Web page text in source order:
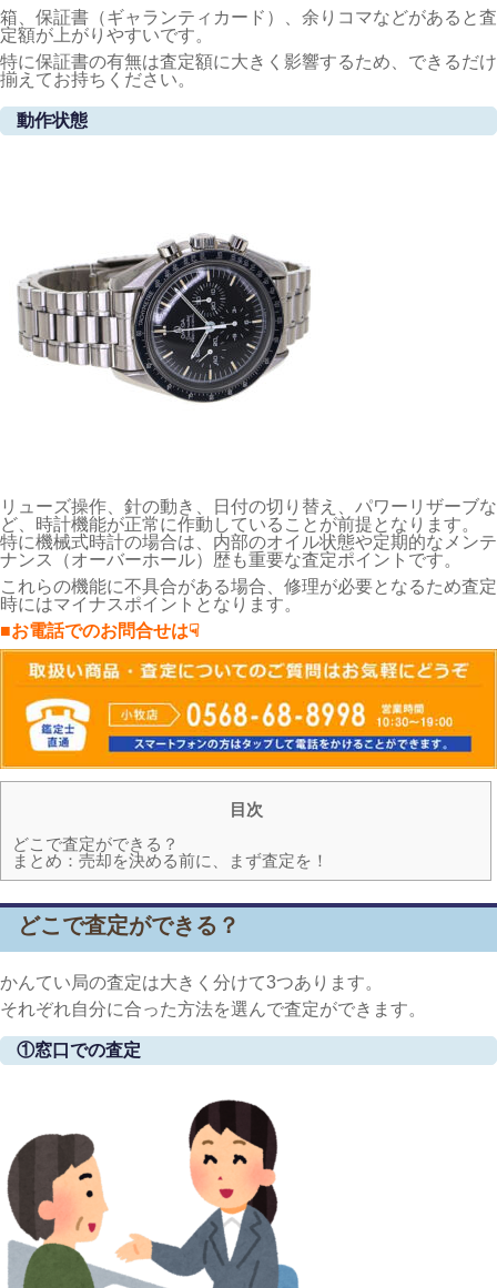
箱、保証書（ギャランティカード）、余りコマなどがあると査
定額が上がりやすいです。
特に保証書の有無は査定額に大きく影響するため、できるだけ
揃えてお持ちください。
動作状態
リューズ操作、針の動き、日付の切り替え、パワーリザーブな
ど、時計機能が正常に作動していることが前提となります。
特に機械式時計の場合は、内部のオイル状態や定期的なメンテ
ナンス（オーバーホール）歴も重要な査定ポイントです。
これらの機能に不具合がある場合、修理が必要となるため査定
時にはマイナスポイントとなります。
■お電話でのお問合せは☟
目次
どこで査定ができる？
まとめ：売却を決める前に、まず査定を！
どこで査定ができる？
かんてい局の査定は大きく分けて3つあります。
それぞれ自分に合った方法を選んで査定ができます。
①窓口での査定